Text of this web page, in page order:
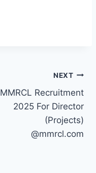
NEXT
MMRCL Recruitment
2025 For Director
(Projects)
@mmrcl.com